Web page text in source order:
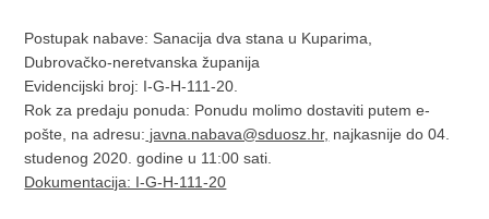
Postupak nabave: Sanacija dva stana u Kuparima,
Dubrovačko-neretvanska županija
Evidencijski broj: I-G-H-111-20.
Rok za predaju ponuda: Ponudu molimo dostaviti putem e-
pošte, na adresu: javna.nabava@sduosz.hr, najkasnije do 04.
studenog 2020. godine u 11:00 sati.
Dokumentacija: I-G-H-111-20